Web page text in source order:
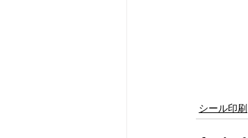
シール印刷